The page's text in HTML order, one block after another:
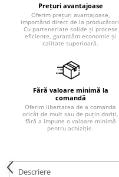
Prețuri avantajoase
Oferim prețuri avantajoase,
importând direct de la producători.
Cu parteneriate solide și procese
eficiente, garantăm economie și
calitate superioară.
Fără valoare minimă la
comandă
Oferim libertatea de a comanda
oricât de mult sau de puțin doriți,
fără a impune o valoare minimă
pentru achiziție.
Descriere